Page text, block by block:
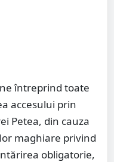
întreprind toate
accesului prin
Petea, din cauza
maghiare privind
obligatorie,